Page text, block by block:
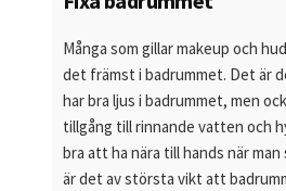
Många som gillar makeup och
det främst i badrummet. Det är
har bra ljus i badrummet, men
tillgång till rinnande vatten och
bra att ha nära till hands när
är det av största vikt att